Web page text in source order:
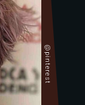
@pinterest